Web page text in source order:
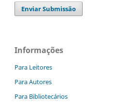
Enviar Submissão
Informações
Para Leitores
Para Autores
Para Bibliotecários